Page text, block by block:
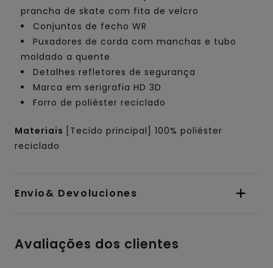
prancha de skate com fita de velcro
Conjuntos de fecho WR
Puxadores de corda com manchas e tubo
moldado a quente
Detalhes refletores de segurança
Marca em serigrafia HD 3D
Forro de poliéster reciclado
Materiais
[Tecido principal] 100% poliéster
reciclado
Envio& Devoluciones
Avaliações dos clientes